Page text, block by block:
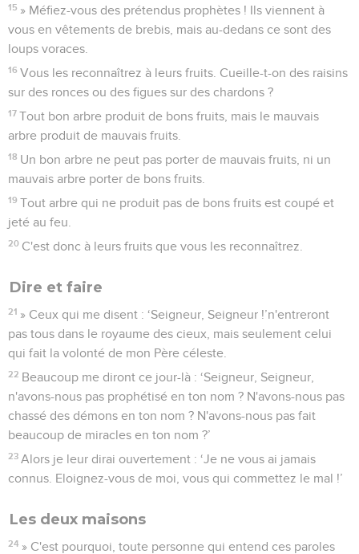
15 » Méfiez-vous des prétendus prophètes ! Ils viennent à
vous en vêtements de brebis, mais au-dedans ce sont des
loups voraces.
16 Vous les reconnaîtrez à leurs fruits. Cueille-t-on des raisins
sur des ronces ou des figues sur des chardons ?
17 Tout bon arbre produit de bons fruits, mais le mauvais
arbre produit de mauvais fruits.
18 Un bon arbre ne peut pas porter de mauvais fruits, ni un
mauvais arbre porter de bons fruits.
19 Tout arbre qui ne produit pas de bons fruits est coupé et
jeté au feu.
20 C'est donc à leurs fruits que vous les reconnaîtrez.
Dire et faire
21 » Ceux qui me disent : ‘Seigneur, Seigneur !’n'entreront
pas tous dans le royaume des cieux, mais seulement celui
qui fait la volonté de mon Père céleste.
22 Beaucoup me diront ce jour-là : ‘Seigneur, Seigneur,
n'avons-nous pas prophétisé en ton nom ? N'avons-nous pas
chassé des démons en ton nom ? N'avons-nous pas fait
beaucoup de miracles en ton nom ?’
23 Alors je leur dirai ouvertement : ‘Je ne vous ai jamais
connus. Eloignez-vous de moi, vous qui commettez le mal !’
Les deux maisons
24 » C'est pourquoi, toute personne qui entend ces paroles